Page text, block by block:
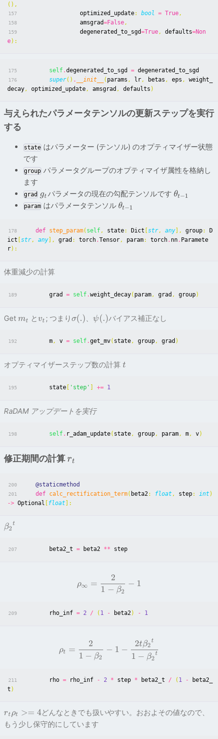
(),
157 optimized_update: bool = True,
158 amsgrad=False,
159 degenerated_to_sgd=True, defaults=Non
e):
175 self.degenerated_to_sgd = degenerated_to_sgd
176 super() . __init__ ( params , lr, betas , eps ,
weight_
decay, optimized_update, amsgrad , defaults )
与えられたパラメータテンソルの更新ステップを実行
する
state はパラメーター (テンソル) のオプティマイザー状態
です
group パラメータグループのオプティマイザ属性を格納し
ます
grad gt パラメータの現在の勾配テンソルです θt−1
param はパラメータテンソル θt−1
178 def step_param( self, state: Dict [str, any], group:
D
ict [str, any], grad : torch.Tensor, param: torch. nn. Paramete
r):
体重減少の計算
189 grad = self.weight_decay( param, grad , group)
Get mt とvt ; つまり σ(.)、ψ(.)バイアス補正なし
192 m, v = self.get_mv( state, group, grad )
オプティマイザーステップ数の計算 t
195 state [ 'step' ] += 1
RaDAM アップデートを実行
198 self. r_adam_update( state, group, param, m, v)
修正期間の計算 rt
200 @staticmethod
201 def calc_rectification_term( beta2: float, step: int)
-> Optional [float]:
β2
t
207 beta2_t = beta2 ** step
ρ∞ =
1 − β2
2
− 1
209 rho_inf = 2 / ( 1 - beta2) - 1
ρt =
1 − β2
2
− 1 −
1 − β2
t
2tβ2
t
211 rho = rho_inf - 2 * step * beta2_t / ( 1 -
beta2_
t )
rt ρt >= 4どんなときでも扱いやすい。おおよその値なので、
もう少し保守的にしています